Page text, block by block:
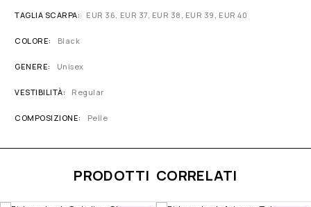
TAGLIA SCARPA EUR 36, EUR 37, EUR 38, EUR 39, EUR 40
COLORE Black
GENERE Unisex
VESTIBILITÀ Regular
COMPOSIZIONE Pelle
PRODOTTI CORRELATI